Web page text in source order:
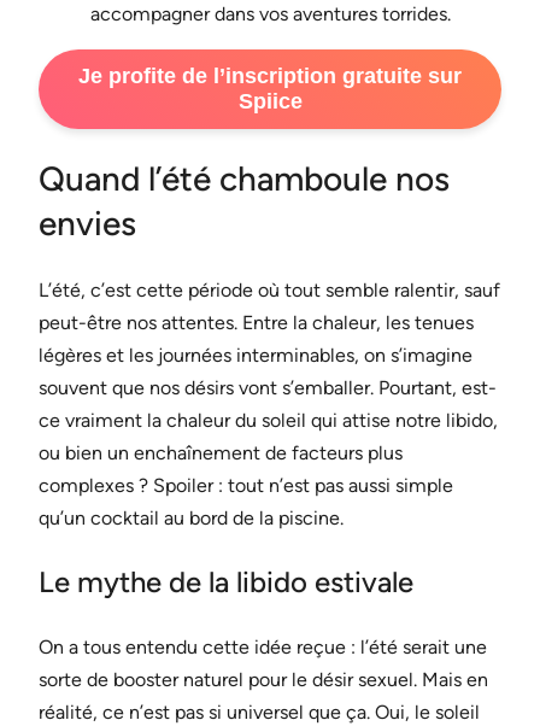
accompagner dans vos aventures torrides.
Je profite de l’inscription gratuite sur
Spiice
Quand l’été chamboule nos
envies
L’été, c’est cette période où tout semble ralentir, sauf
peut-être nos attentes. Entre la chaleur, les tenues
légères et les journées interminables, on s’imagine
souvent que nos désirs vont s’emballer. Pourtant, est-
ce vraiment la chaleur du soleil qui attise notre libido,
ou bien un enchaînement de facteurs plus
complexes ? Spoiler : tout n’est pas aussi simple
qu’un cocktail au bord de la piscine.
Le mythe de la libido estivale
On a tous entendu cette idée reçue : l’été serait une
sorte de booster naturel pour le désir sexuel. Mais en
réalité, ce n’est pas si universel que ça. Oui, le soleil